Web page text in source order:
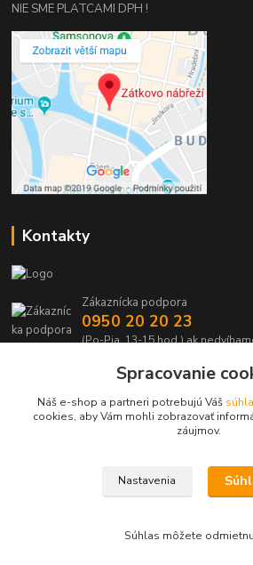
NIE SME PLATCAMI DPH !
Kontakty
Zákaznícka podpora
0950 20 20 23
(Po-Pia, 13-15 hod.) ak
info@kabelmanie.sk
Upravit sběr cookies.
Spracovanie
Náš e-shop a partneri potrebujú Váš
cookies, aby Vám mohli zobrazovať
záujmov.
Nastavenia
Súhlas môžete